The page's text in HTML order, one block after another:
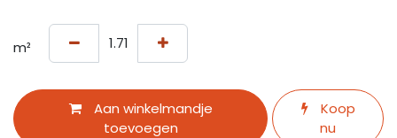
m²
Aan winkelmandje
toevoegen
Koop
nu